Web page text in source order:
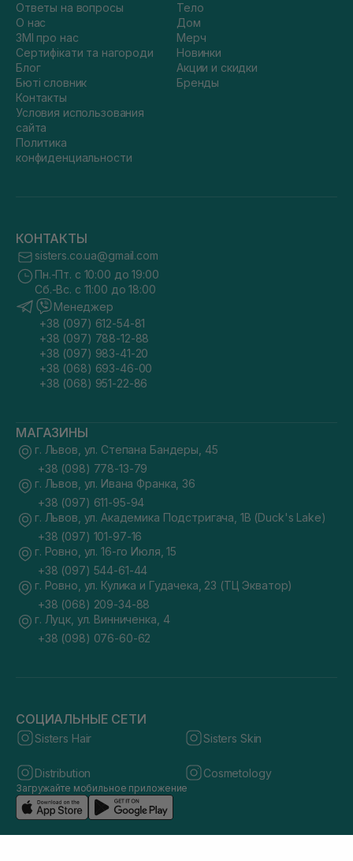
Ответы на вопросы
О нас
ЗМІ про нас
Сертифікати та нагороди
Блог
Бюті словник
Контакты
Условия использования
сайта
Политика
конфиденциальности
Тело
Дом
Мерч
Новинки
Акции и скидки
Бренды
КОНТАКТЫ
sisters.co.ua@gmail.com
Пн.-Пт. с 10:00 до 19:00
Сб.-Вс. с 11:00 до 18:00
Менеджер
+38 (097) 612-54-81
+38 (097) 788-12-88
+38 (097) 983-41-20
+38 (068) 693-46-00
+38 (068) 951-22-86
МАГАЗИНЫ
г. Львов, ул. Степана Бандеры, 45
+38 (098) 778-13-79
г. Львов, ул. Ивана Франка, 36
+38 (097) 611-95-94
г. Львов, ул. Академика Подстригача, 1В (Duck's Lake)
+38 (097) 101-97-16
г. Ровно, ул. 16-го Июля, 15
+38 (097) 544-61-44
г. Ровно, ул. Кулика и Гудачека, 23 (ТЦ Экватор)
+38 (068) 209-34-88
г. Луцк, ул. Винниченка, 4
+38 (098) 076-60-62
СОЦИАЛЬНЫЕ СЕТИ
Sisters Hair Sisters Skin
Distribution Cosmetology
Загружайте мобильное приложение